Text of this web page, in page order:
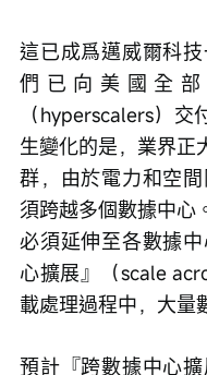
這已成爲邁威爾科
們已向美國全
（hyperscalers）
生變化的是，業界正
群，由於電力和空
須跨越多個數據中心
必須延伸至各數據
心擴展』（scale
載處理過程中，大量
預計『跨數據中心